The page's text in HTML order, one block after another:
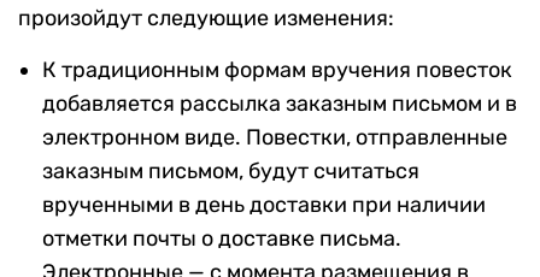
произойдут следующие изменения:
К традиционным формам вручения повесток
добавляется рассылка заказным письмом и в
электронном виде. Повестки, отправленные
заказным письмом, будут считаться
врученными в день доставки при наличии
отметки почты о доставке письма.